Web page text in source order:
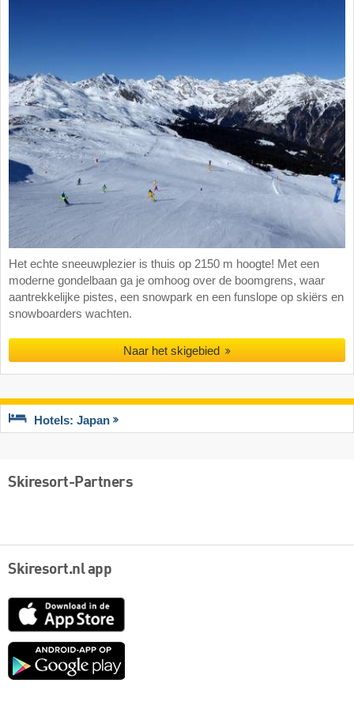
Het echte sneeuwplezier is thuis op 2150 m hoogte! Met een
moderne gondelbaan ga je omhoog over de boomgrens, waar
aantrekkelijke pistes, een snowpark en een funslope op skiërs en
snowboarders wachten.
Naar het skigebied
Hotels: Japan
Skiresort-Partners
Skiresort.nl app
App
Google